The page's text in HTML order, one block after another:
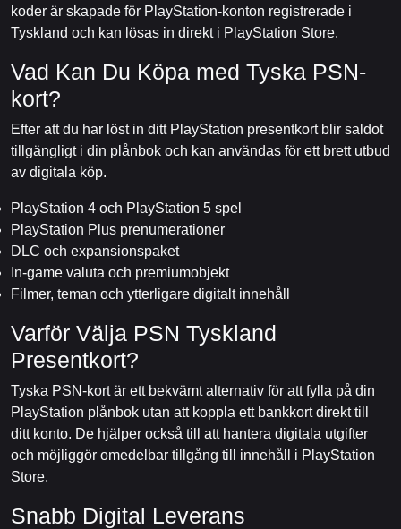
koder är skapade för PlayStation-konton registrerade i
Tyskland och kan lösas in direkt i PlayStation Store.
Vad Kan Du Köpa med Tyska PSN-
kort?
Efter att du har löst in ditt PlayStation presentkort blir saldot
tillgängligt i din plånbok och kan användas för ett brett utbud
av digitala köp.
PlayStation 4 och PlayStation 5 spel
PlayStation Plus prenumerationer
DLC och expansionspaket
In-game valuta och premiumobjekt
Filmer, teman och ytterligare digitalt innehåll
Varför Välja PSN Tyskland
Presentkort?
Tyska PSN-kort är ett bekvämt alternativ för att fylla på din
PlayStation plånbok utan att koppla ett bankkort direkt till
ditt konto. De hjälper också till att hantera digitala utgifter
och möjliggör omedelbar tillgång till innehåll i PlayStation
Store.
Snabb Digital Leverans